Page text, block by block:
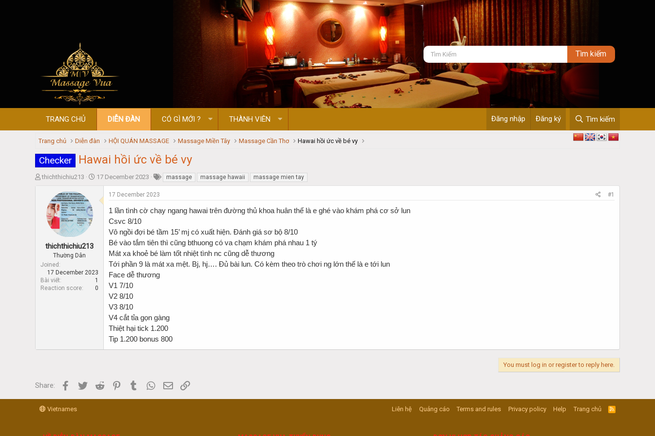
TRANG CHỦ DIỄN ĐÀN CÓ GÌ MỚI ? THÀNH VIÊN Đăng nhập Đăng ký Tìm kiếm
Trang chủ Diễn đàn HỘI QUÁN MASSAGE Massage Miền Tây Massage Cần Thơ Hawai hồi ức về bé vy
Checker Hawai hồi ức về bé vy
T
t
r
thichthichiu213
S17 December 2023 massage massage hawaii massage mien tay
thichthichiu213
Thường Dân
Joined
17 December 2023
Bài viết
1
Reaction score
0
17 December 2023 #1
1 lần tình cờ chạy ngang hawai trên đường thủ khoa huân thế là e ghé vào khám phá cơ sở lun
Csvc 8/10
Vô ngồi đợi bé tầm 15’ mj có xuất hiện. Đánh giá sơ bộ 8/10
Bé vào tắm tiên thì cũng bthuong có va chạm khám phá nhau 1 tý
Mát xa khoẻ bé làm tốt nhiệt tình nc cũng dễ thương
Tới phần 9 là mát xa mệt. Bj, hj…. Đủ bài lun. Có kèm theo trò chơi ng lớn thế là e tới lun
Face dễ thương
V1 7/10
V2 8/10
V3 8/10
V4 cắt tỉa gọn gàng
Thiệt hại tick 1.200
Tip 1.200 bonus 800
You must log in or register to reply here.
Share: Facebook
Twitter Reddit PinterestTumblr WhatsApp
Email
Vietnames Liên hệ Quảng cáo Terms and rules Privacy policy Help Trang chủ
R
S